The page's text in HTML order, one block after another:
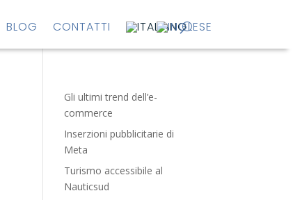
BLOG CONTATTI
Gli ultimi trend dell’e-
commerce
Inserzioni pubblicitarie di
Meta
Turismo accessibile al
Nauticsud